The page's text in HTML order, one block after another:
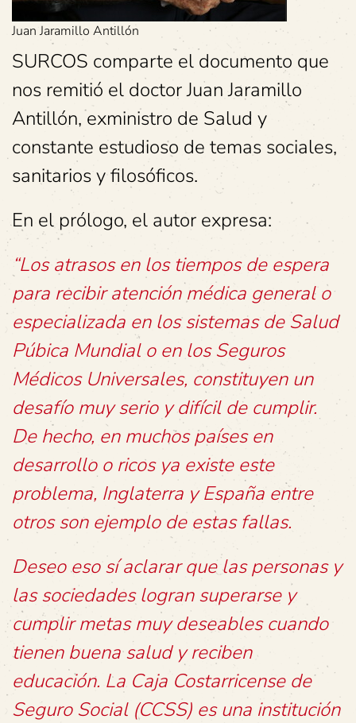
Juan Jaramillo Antillón
SURCOS comparte el documento que
nos remitió el doctor Juan Jaramillo
Antillón, exministro de Salud y
constante estudioso de temas sociales,
sanitarios y filosóficos.
En el prólogo, el autor expresa:
“Los atrasos en los tiempos de espera
para recibir atención médica general o
especializada en los sistemas de Salud
Púbica Mundial o en los Seguros
Médicos Universales, constituyen un
desafío muy serio y difícil de cumplir.
De hecho, en muchos países en
desarrollo o ricos ya existe este
problema, Inglaterra y España entre
otros son ejemplo de estas fallas.
Deseo eso sí aclarar que las personas y
las sociedades logran superarse y
cumplir metas muy deseables cuando
tienen buena salud y reciben
educación. La Caja Costarricense de
Seguro Social (CCSS) es una institución